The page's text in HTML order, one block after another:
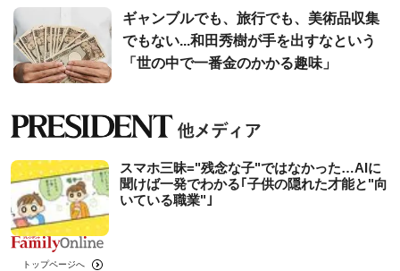
ギャンブルでも、旅行でも、美術品収集
でもない...和田秀樹が手を出すなという
「世の中で一番金のかかる趣味」
スマホ三昧="残念な子"ではなかった…AIに
聞けば一発でわかる｢子供の隠れた才能と"向
いている職業"｣
トップページへ